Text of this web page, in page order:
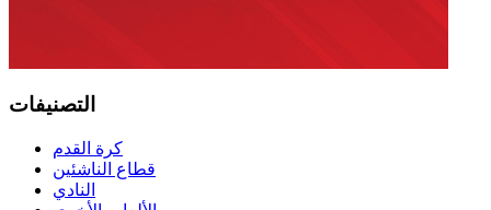
التصنيفات
كرة القدم
قطاع الناشئين
النادي